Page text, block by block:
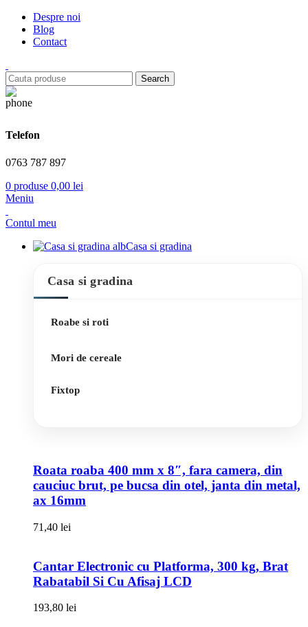
Despre noi
Blog
Contact
Search
Telefon
0763 787 897
0 produse 0,00 lei
Meniu
Contul meu
Casa si gradina
Casa si gradina
Roabe si roti
Mori de cereale
Fixtop
Roata roaba 400 mm x 8″, fara camera, din
cauciuc brut, pe bucsa din otel, janta din metal,
ax 16mm
71,40 lei
Cantar Electronic cu Platforma, 300 kg, Brat
Rabatabil Si Cu Afisaj LCD
193,80 lei